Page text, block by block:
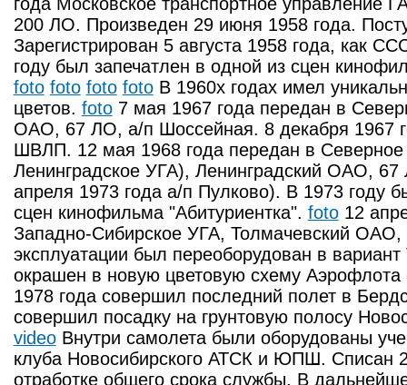
200 ЛО. Произведен 29 июня 1958 года.
Зарегистрирован 5 августа 1958 года, как
году был запечатлен в одной из сцен
foto foto foto fotoВ 1960х годах имел
цветов. foto7 мая 1967 года передан в
ОАО, 67 ЛО, а/п Шоссейная. 8 декабря 1967
ШВЛП. 12 мая 1968 года передан в Северное
Ленинградское УГА), Ленинградский ОАО,
апреля 1973 года а/п Пулково). В 1973 году
сцен кинофильма "Абитуриентка". foto12
Западно-Сибирское УГА, Толмачевский
эксплуатации был переоборудован в
окрашен в новую цветовую схему Аэрофлота
1978 года совершил последний полет в
совершил посадку на грунтовую полосу
videoВнутри самолета были оборудованы
клуба Новосибирского АТСК и ЮПШ. Списан
отработке общего срока службы. В